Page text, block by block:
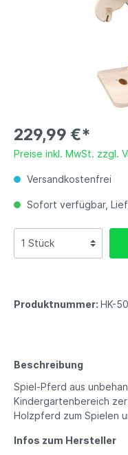
229,99 €*
Preise inkl. MwSt. zzgl.
Versandkostenfrei
Sofort verfügbar,
Produktnummer: HK-
Beschreibung
Spiel-Pferd aus
Kindergartenbereich
Holzpferd zum Spielen
Infos zum Hersteller